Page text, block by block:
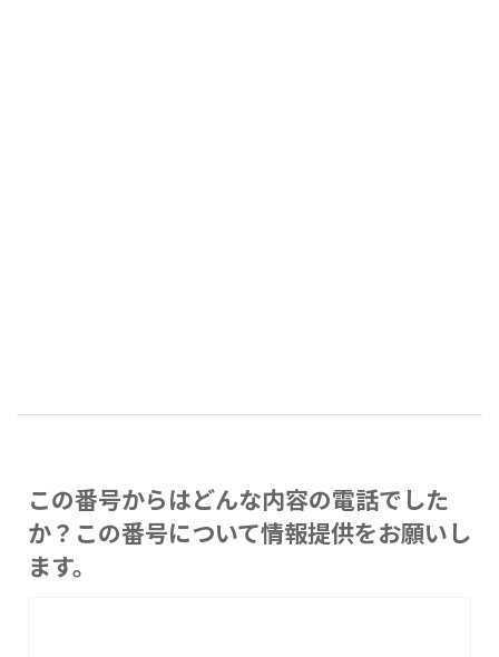
この番号からはどんな内容の電話でした
か？この番号について情報提供をお願いし
ます。